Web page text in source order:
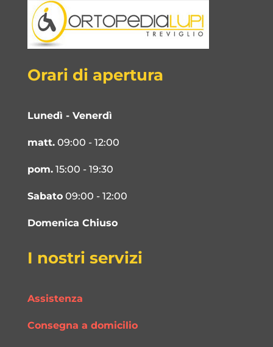
Orari di apertura
Lunedì - Venerdì
matt.09:00 - 12:00
pom.15:00 - 19:30
Sabato09:00 - 12:00
Domenica Chiuso
I nostri servizi
Assistenza
Consegna a domicilio